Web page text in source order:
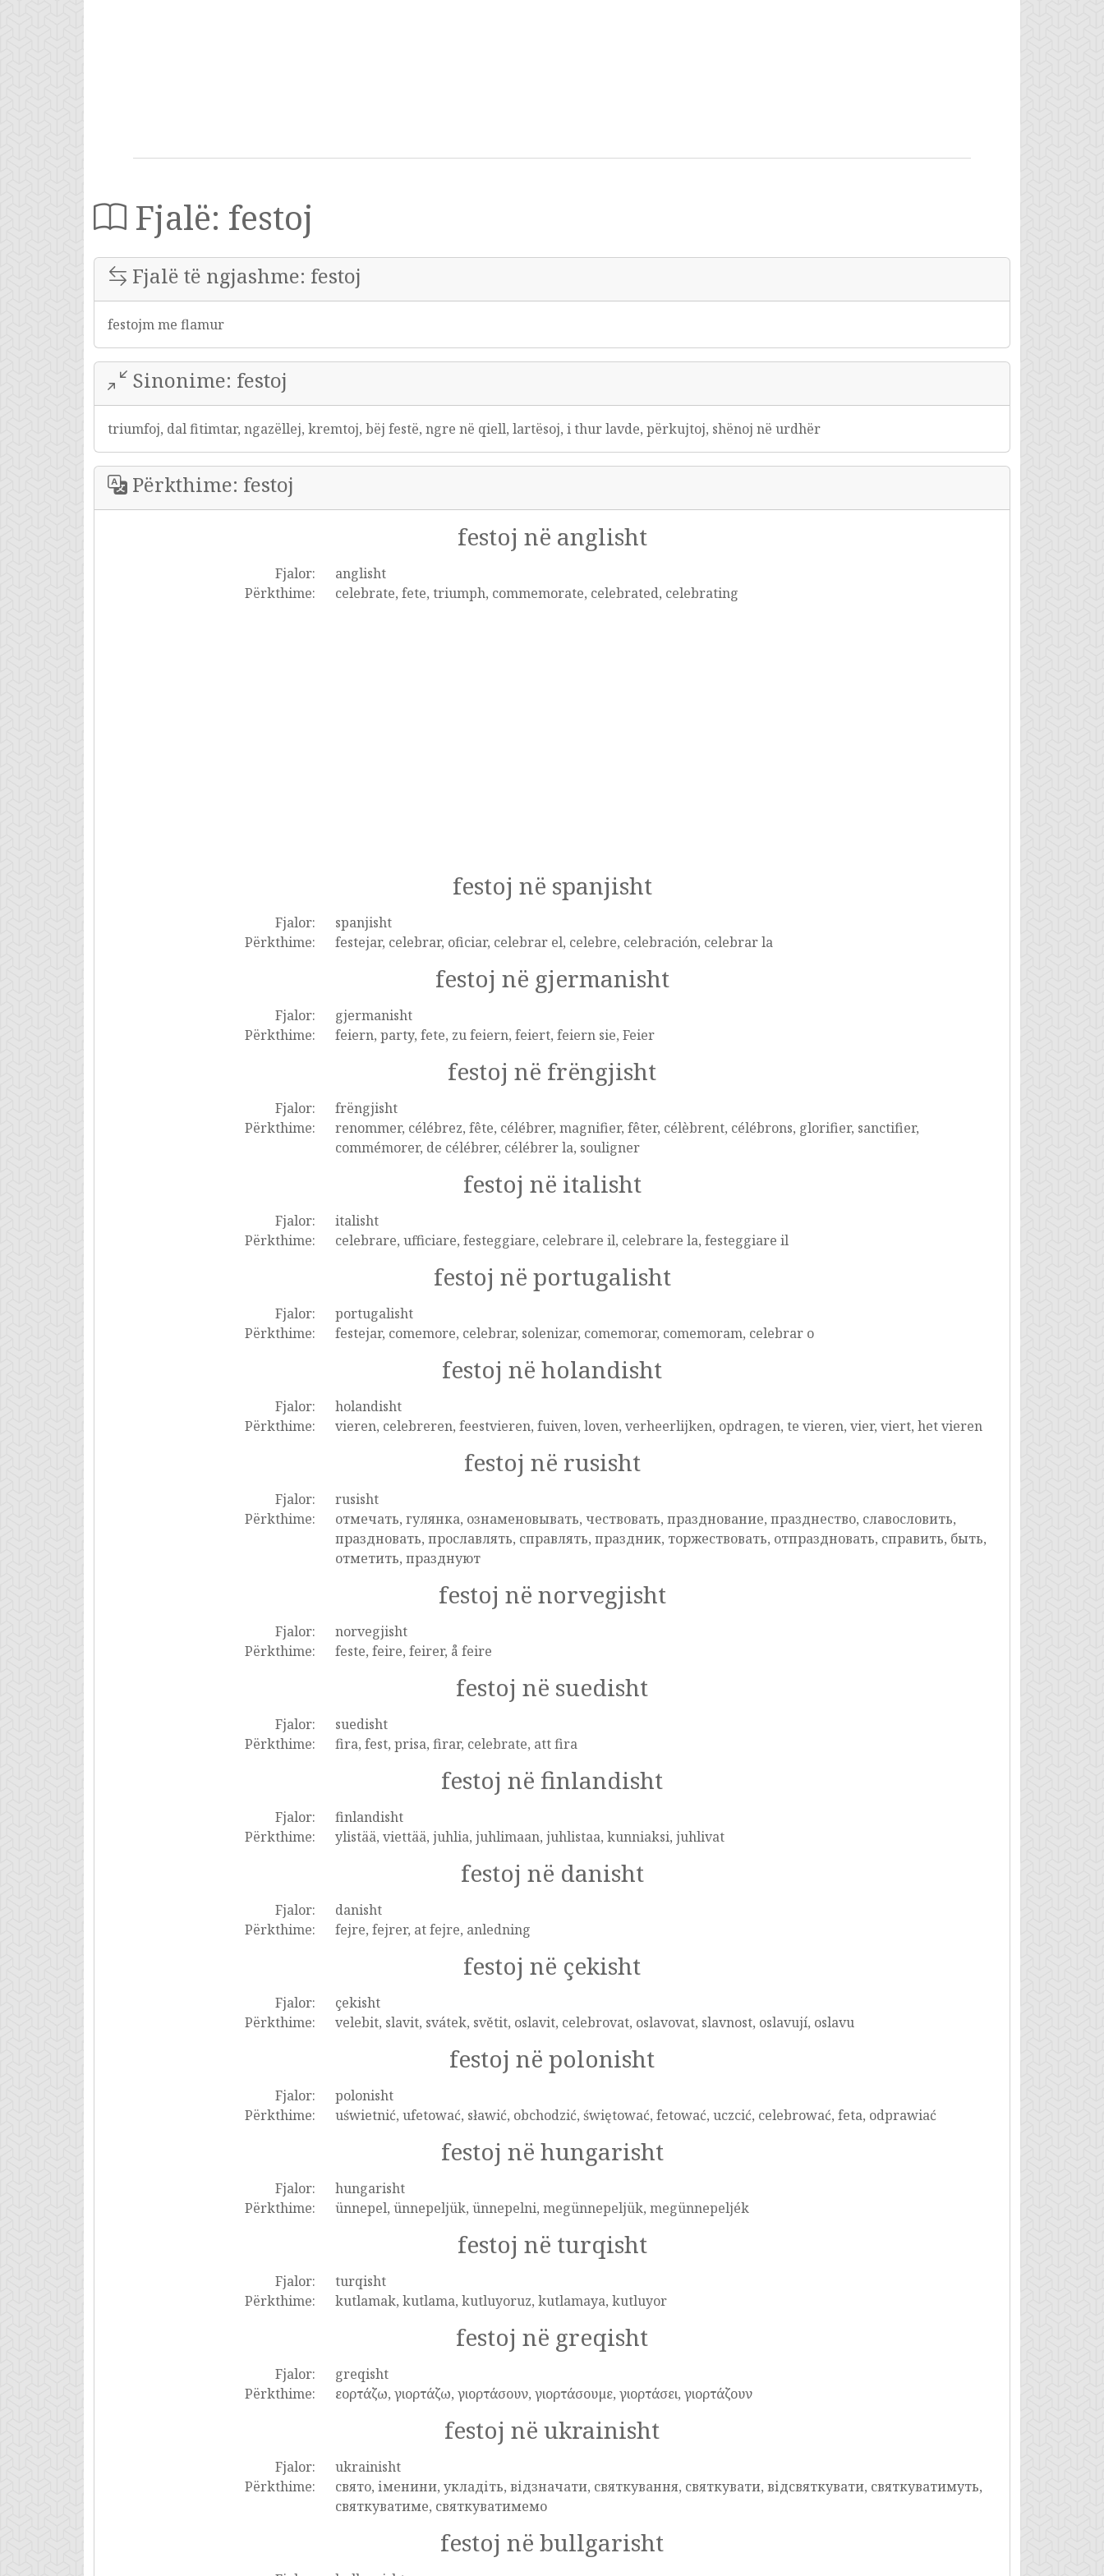
Fjalë: festoj
Fjalë të ngjashme: festoj
festojm me flamur
Sinonime: festoj
triumfoj, dal fitimtar, ngazëllej, kremtoj, bëj festë, ngre në qiell, lartësoj, i thur lavde, përkujtoj, shënoj në urdhër
Përkthime: festoj
festoj në anglisht
Fjalor:
anglisht
Përkthime:
celebrate, fete, triumph, commemorate, celebrated, celebrating
festoj në spanjisht
Fjalor:
spanjisht
Përkthime:
festejar, celebrar, oficiar, celebrar el, celebre, celebración, celebrar la
festoj në gjermanisht
Fjalor:
gjermanisht
Përkthime:
feiern, party, fete, zu feiern, feiert, feiern sie, Feier
festoj në frëngjisht
Fjalor:
frëngjisht
Përkthime:
renommer, célébrez, fête, célébrer, magnifier, fêter, célèbrent, célébrons, glorifier, sanctifier,
commémorer, de célébrer, célébrer la, souligner
festoj në italisht
Fjalor:
italisht
Përkthime:
celebrare, ufficiare, festeggiare, celebrare il, celebrare la, festeggiare il
festoj në portugalisht
Fjalor:
portugalisht
Përkthime:
festejar, comemore, celebrar, solenizar, comemorar, comemoram, celebrar o
festoj në holandisht
Fjalor:
holandisht
Përkthime:
vieren, celebreren, feestvieren, fuiven, loven, verheerlijken, opdragen, te vieren, vier, viert, het vieren
festoj në rusisht
Fjalor:
rusisht
Përkthime:
отмечать, гулянка, ознаменовывать, чествовать, празднование, празднество, славословить,
праздновать, прославлять, справлять, праздник, торжествовать, отпраздновать, справить, быть,
отметить, празднуют
festoj në norvegjisht
Fjalor:
norvegjisht
Përkthime:
feste, feire, feirer, å feire
festoj në suedisht
Fjalor:
suedisht
Përkthime:
fira, fest, prisa, firar, celebrate, att fira
festoj në finlandisht
Fjalor:
finlandisht
Përkthime:
ylistää, viettää, juhlia, juhlimaan, juhlistaa, kunniaksi, juhlivat
festoj në danisht
Fjalor:
danisht
Përkthime:
fejre, fejrer, at fejre, anledning
festoj në çekisht
Fjalor:
çekisht
Përkthime:
velebit, slavit, svátek, světit, oslavit, celebrovat, oslavovat, slavnost, oslavují, oslavu
festoj në polonisht
Fjalor:
polonisht
Përkthime:
uświetnić, ufetować, sławić, obchodzić, świętować, fetować, uczcić, celebrować, feta, odprawiać
festoj në hungarisht
Fjalor:
hungarisht
Përkthime:
ünnepel, ünnepeljük, ünnepelni, megünnepeljük, megünnepeljék
festoj në turqisht
Fjalor:
turqisht
Përkthime:
kutlamak, kutlama, kutluyoruz, kutlamaya, kutluyor
festoj në greqisht
Fjalor:
greqisht
Përkthime:
εορτάζω, γιορτάζω, γιορτάσουν, γιορτάσουμε, γιορτάσει, γιορτάζουν
festoj në ukrainisht
Fjalor:
ukrainisht
Përkthime:
свято, іменини, укладіть, відзначати, святкування, святкувати, відсвяткувати, святкуватимуть,
святкуватиме, святкуватимемо
festoj në bullgarisht